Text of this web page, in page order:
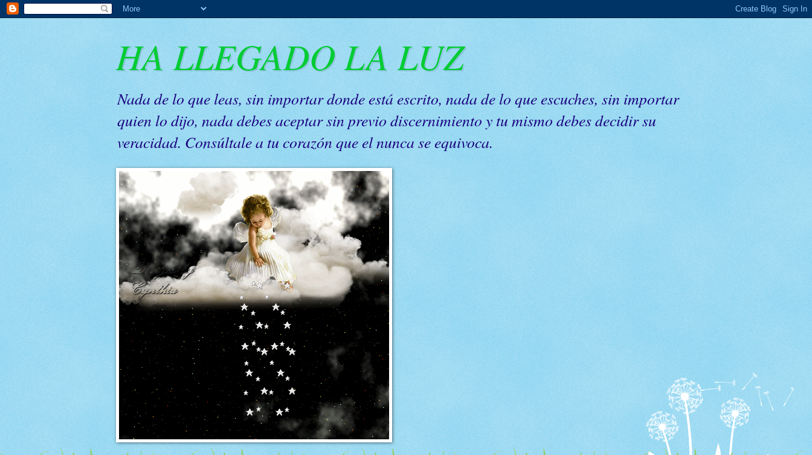
HA LLEGADO LA LUZ
Nada de lo que leas, sin importar donde está escrito, nada de lo que escuches, sin importar
quien lo dijo, nada debes aceptar sin previo discernimiento y tu mismo debes decidir su
veracidad. Consúltale a tu corazón que el nunca se equivoca.